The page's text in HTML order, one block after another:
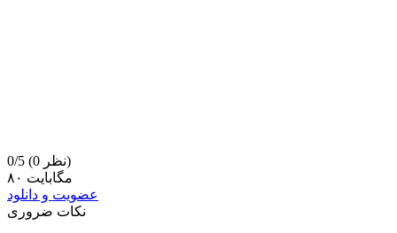
0/5
(0 نظر)
۸۰ مگابایت
عضویت و دانلود
نکات ضروری